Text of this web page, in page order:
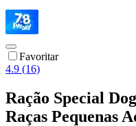
Favoritar
4.9 (16)
Ração Special
Raças Pequenas